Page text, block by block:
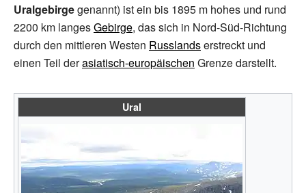
Uralgebirgegenannt) ist ein bis 1895 m hohes und rund
2200 km langesGebirge, das sich in Nord-Süd-Richtung
durch den mittleren Westen Russlandserstreckt und
einen Teil derasiatisch-europäischen Grenze darstellt.
Ural